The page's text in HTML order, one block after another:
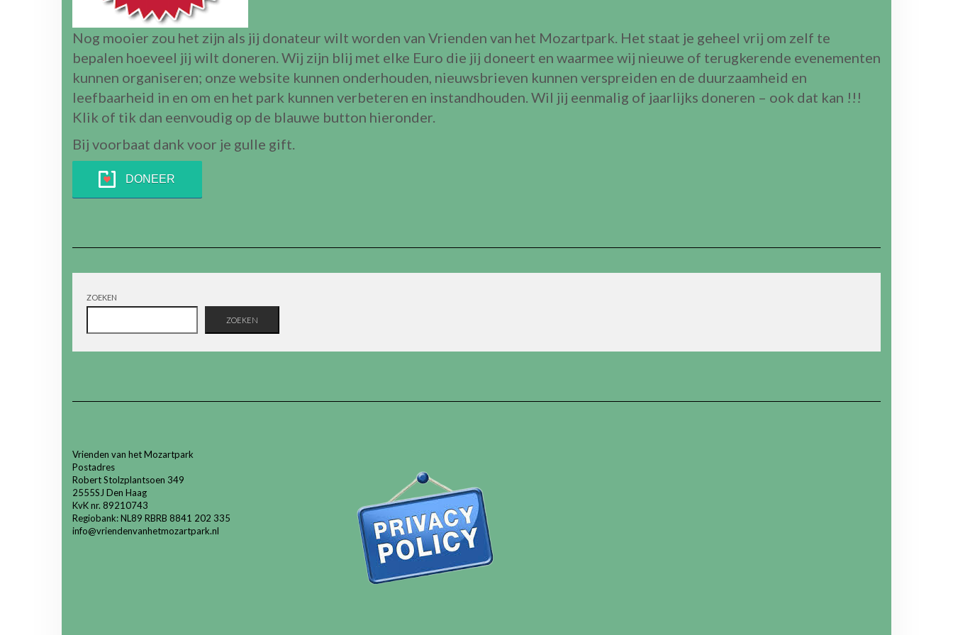
Nog mooier zou het zijn als jij donateur wilt worden van Vrienden van het Mozartpark. Het staat je geheel vrij om zelf te
bepalen hoeveel jij wilt doneren. Wij zijn blij met elke Euro die jij doneert en waarmee wij nieuwe of terugkerende evenementen
kunnen organiseren; onze website kunnen onderhouden, nieuwsbrieven kunnen verspreiden en de duurzaamheid en
leefbaarheid in en om en het park kunnen verbeteren en instandhouden. Wil jij eenmalig of jaarlijks doneren – ook dat kan !!!
Klik of tik dan eenvoudig op de blauwe button hieronder.
Bij voorbaat dank voor je gulle gift.
DONEER
ZOEKEN
ZOEKEN
Vrienden van het Mozartpark
Postadres
Robert Stolzplantsoen 349
2555SJ Den Haag
KvK nr. 89210743
Regiobank: NL89 RBRB 8841 202 335
info@vriendenvanhetmozartpark.nl